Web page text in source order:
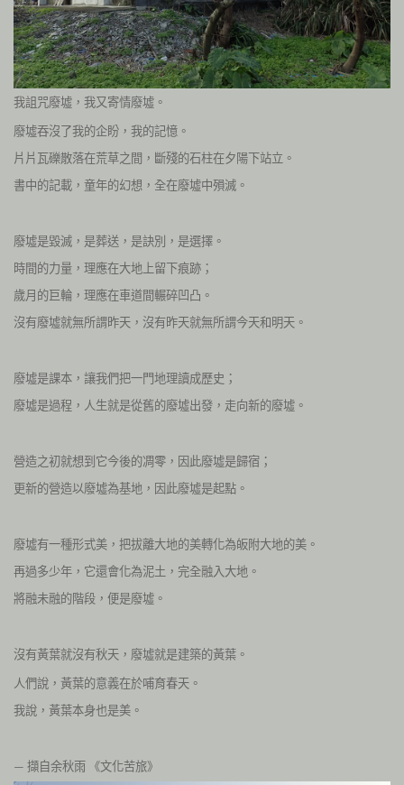
我詛咒廢墟，我又寄情廢墟。
廢墟吞沒了我的企盼，我的記憶。
片片瓦礫散落在荒草之間，斷殘的石柱在夕陽下站立。
書中的記載，童年的幻想，全在廢墟中殞滅。
廢墟是毀滅，是葬送，是訣別，是選擇。
時間的力量，理應在大地上留下痕跡；
歲月的巨輪，理應在車道間輾碎凹凸。
沒有廢墟就無所謂昨天，沒有昨天就無所謂今天和明天。
廢墟是課本，讓我們把一門地理讀成歷史；
廢墟是過程，人生就是從舊的廢墟出發，走向新的廢墟。
營造之初就想到它今後的凋零，因此廢墟是歸宿；
更新的營造以廢墟為基地，因此廢墟是起點。
廢墟有一種形式美，把拔離大地的美轉化為皈附大地的美。
再過多少年，它還會化為泥土，完全融入大地。
將融未融的階段，便是廢墟。
沒有黃葉就沒有秋天，廢墟就是建築的黃葉。
人們說，黃葉的意義在於哺育春天。
我說，黃葉本身也是美。
— 擷自余秋雨 《文化苦旅》